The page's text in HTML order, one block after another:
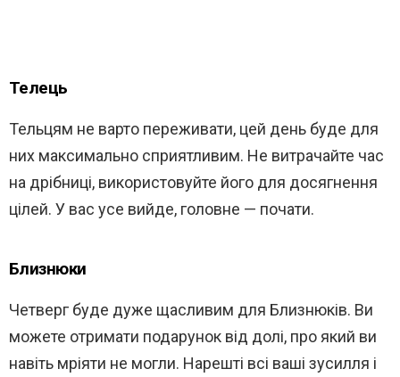
Телець
Тельцям не варто переживати, цей день буде для
них максимально сприятливим. Не витрачайте час
на дрібниці, використовуйте його для досягнення
цілей. У вас усе вийде, головне — почати.
Близнюки
Четверг буде дуже щасливим для Близнюків. Ви
можете отримати подарунок від долі, про який ви
навіть мріяти не могли. Нарешті всі ваші зусилля і